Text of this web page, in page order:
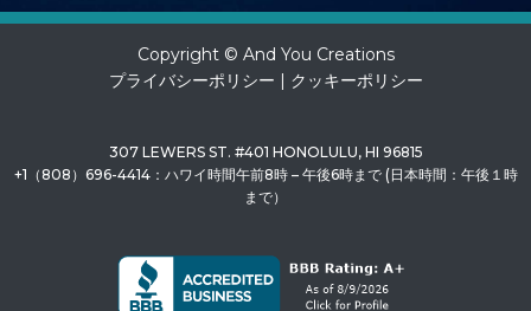
Copyright © And You Creations
プライバシーポリシー | クッキーポリシー
307 LEWERS ST. #401 HONOLULU, HI 96815
+1（808）696-4414：ハワイ時間午前8時 – 午後6時まで (日本時間：午後１時
まで）